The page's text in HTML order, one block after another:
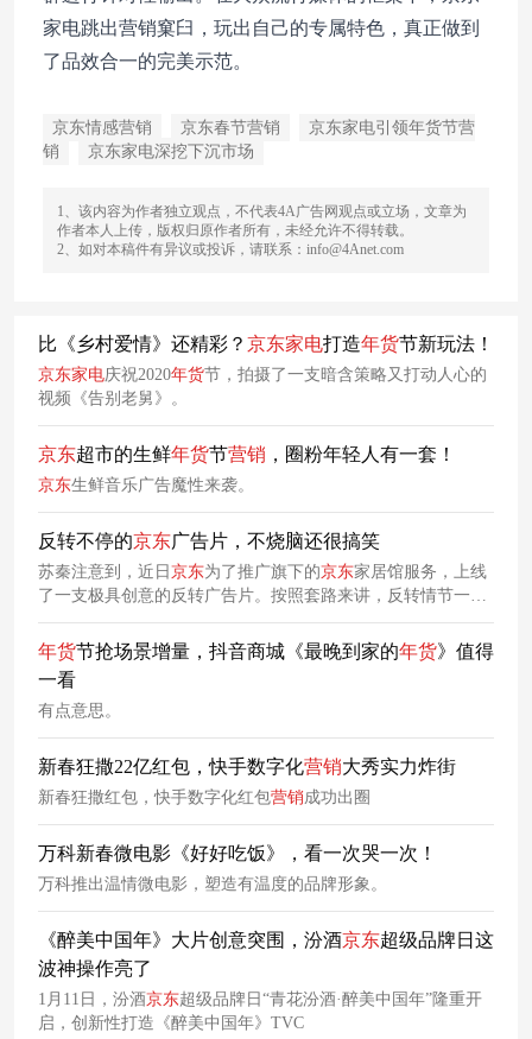
家电跳出营销窠臼，玩出自己的专属特色，真正做到
了品效合一的完美示范。
京东情感营销 京东春节营销
京东家电引领年货节营
销
京东家电深挖下沉市场
1、该内容为作者独立观点，不代表4A广告网观点或立场，文章为
作者本人上传，版权归原作者所有，未经允许不得转载。
2、如对本稿件有异议或投诉，请联系：info@4Anet.com
比《乡村爱情》还精彩？ 京东家电打造年货节新玩法！
京东家电庆祝2020年货节，拍摄了一支暗含策略又打动人心的
视频《告别老舅》。
京东超市的生鲜年货节营销 ，圈粉年轻人有一套！
京东生鲜音乐广告魔性来袭。
反转不停的京东广告片，不烧脑还很搞笑
苏秦注意到，近日京东为了推广旗下的京东家居馆服务，上线
了一支极具创意的反转广告片。按照套路来讲，反转情节一般
都是很烧脑的，但京东的这支片子不仅不烧脑，还很搞笑。很
显然，京东家居的这条广告片就是一支效果广告。值得一提的
是，京东家电 家居去年也发布过一支 家电拟人的反转广告，由
此可见品牌迎合年轻受众喜好的做法，并非一时兴起。
年货节抢场景增量，抖音商城《最晚到家的年货》值得
一看
有点意思。
新春狂撒22亿红包，快手数字化营销大秀实力炸街
新春狂撒红包，快手数字化红包营销成功出圈
万科新春微电影《好好吃饭》，看一次哭一次！
万科推出温情微电影，塑造有温度的品牌形象。
《醉美中国年》大片创意突围，汾酒京东超级品牌日这
波神操作亮了
1月11日，汾酒京东超级品牌日“青花汾酒·醉美中国年”隆重开
启，创新性打造《醉美中国年》TVC